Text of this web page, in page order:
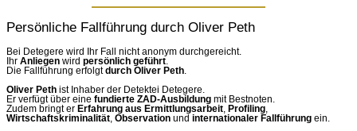
Persönliche Fallführung durch Oliver Peth
Bei Detegere wird Ihr Fall nicht anonym durchgereicht.
Ihr Anliegen wird persönlich geführt.
Die Fallführung erfolgtdurch Oliver Peth.
Oliver Peth ist Inhaber der Detektei Detegere.
Er verfügt über eine fundierte ZAD-Ausbildung mit Bestnoten.
Zudem bringt er Erfahrung aus Ermittlungsarbeit Profiling
Wirtschaftskriminalität Observation und internationaler Fallführung ein.